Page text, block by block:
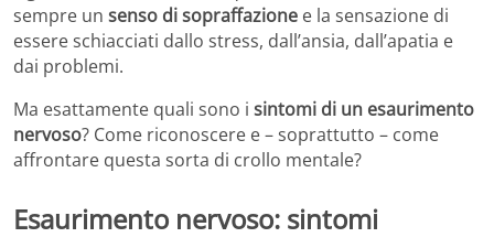
sempre un senso di sopraffazione e la sensazione di
essere schiacciati dallo stress, dall’ansia, dall’apatia e
dai problemi.
Ma esattamente quali sono i sintomi di un esaurimento
nervoso? Come riconoscere e – soprattutto – come
affrontare questa sorta di crollo mentale?
Esaurimento nervoso: sintomi